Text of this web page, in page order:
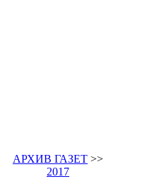
АРХИВ ГАЗЕТ >>
2017